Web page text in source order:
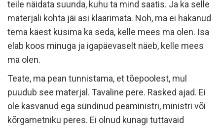
teile näidata suunda, kuhu ta mind saatis. Ja ka selle
materjali kohta jäi asi klaarimata. Noh, ma ei hakanud
tema käest küsima ka seda, kelle mees ma olen. Isa
elab koos minuga ja igapäevaselt näeb, kelle mees
ma olen.
Teate, ma pean tunnistama, et tõepoolest, mul
puudub see materjal. Tavaline pere. Rasked ajad. Ei
ole kasvanud ega sündinud peaministri, ministri või
kõrgametniku peres. Ei olnud kunagi tuttavaid